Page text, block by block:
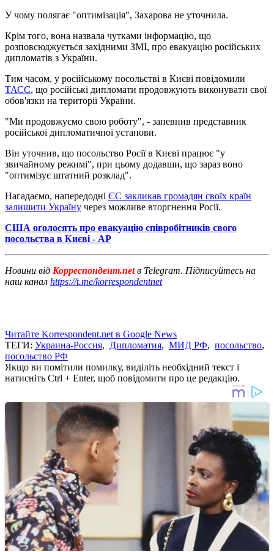
У чому полягає "оптимізація", Захарова не уточнила.
Крім того, вона назвала чутками інформацію, що
розповсюджується західними ЗМІ, про евакуацію російських
дипломатів з України.
Тим часом, у російському посольстві в Києві повідомили
ТАСС, що російські дипломати продовжують виконувати свої
обов'язки на території України.
"Ми продовжуємо свою роботу", - запевнив представник
російської дипломатичної установи.
Він уточнив, що посольство Росії в Києві працює "у
звичайному режимі", при цьому додавши, що зараз воно
"оптимізує штатний розклад".
Нагадаємо, напередодні ЄС закликав громадян своїх країн
залишити Україну через можливе вторгнення Росії.
США оголосять про евакуацію співробітників свого
посольства в Києві - АР
Новини від Корреспондент.netв Telegram. Підписуйтесь на
наш канал https://t.me/korrespondentnet
Читайте Korrespondent.net в Google News
ТЕГИ: Украина-Россия, Дипломатия, МИД РФ, посольство,
посольство РФ
Якщо ви помітили помилку, виділіть необхідний текст і
натисніть Ctrl + Enter, щоб повідомити про це редакцію.